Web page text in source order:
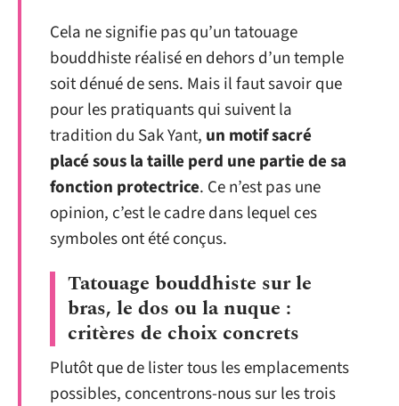
Cela ne signifie pas qu’un tatouage
bouddhiste réalisé en dehors d’un temple
soit dénué de sens. Mais il faut savoir que
pour les pratiquants qui suivent la
tradition du Sak Yant, un motif sacré
placé sous la taille perd une partie de sa
fonction protectrice. Ce n’est pas une
opinion, c’est le cadre dans lequel ces
symboles ont été conçus.
Tatouage bouddhiste sur le
bras, le dos ou la nuque :
critères de choix concrets
Plutôt que de lister tous les emplacements
possibles, concentrons-nous sur les trois